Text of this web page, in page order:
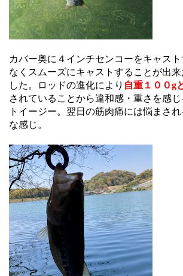
カバー奥に４インチセンコーをキャス
なくスムーズにキャストすることが出
した。ロッドの進化により 自重１００g
されていることから違和感・重さを感
トイージー。翌日の筋肉痛には悩まさ
な感じ。